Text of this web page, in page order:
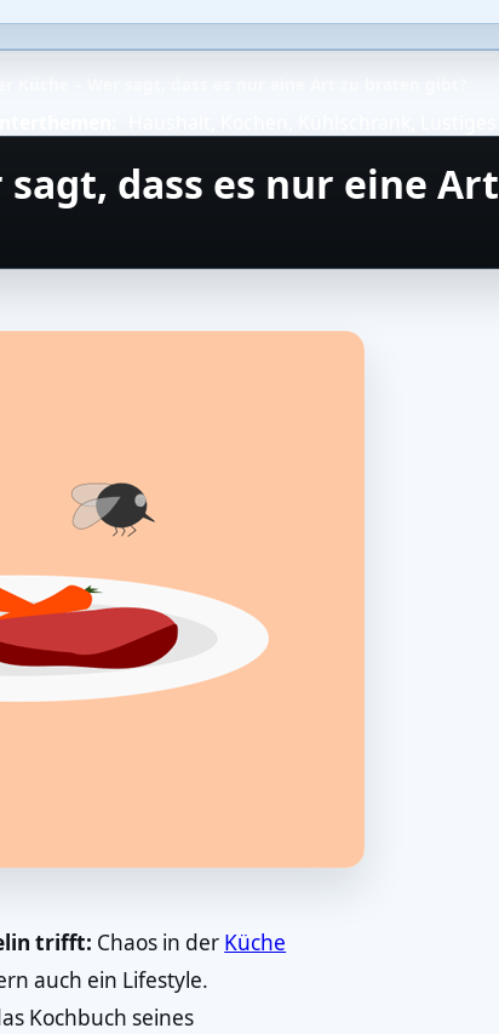
sagt, dass es nur eine Art
trifft: Chaos in der Küche
auch ein Lifestyle.
Kochbuch seines